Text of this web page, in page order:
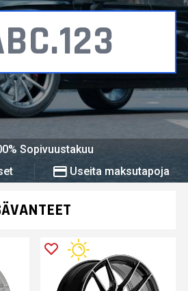
Sopivuustakuu
Useita maksutapoja